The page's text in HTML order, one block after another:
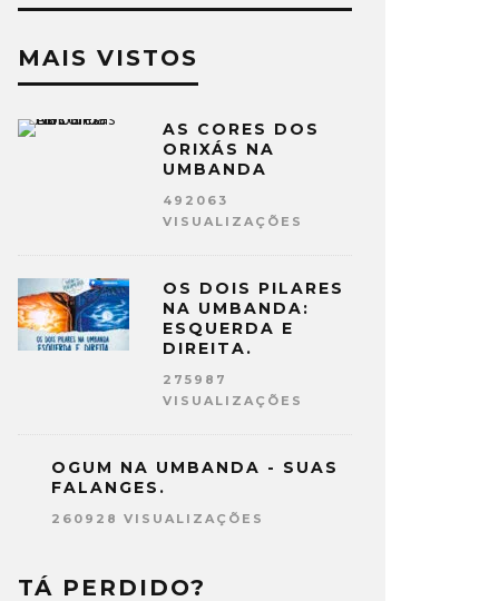
MAIS VISTOS
AS CORES DOS
ORIXÁS NA
UMBANDA
492063
VISUALIZAÇÕES
OS DOIS PILARES
NA UMBANDA:
ESQUERDA E
DIREITA.
275987
VISUALIZAÇÕES
OGUM NA UMBANDA - SUAS
FALANGES.
260928 VISUALIZAÇÕES
TÁ PERDIDO?